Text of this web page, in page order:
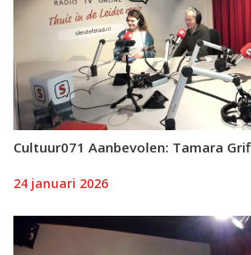
Cultuur071 Aanbevolen: Tamara
24 januari 2026